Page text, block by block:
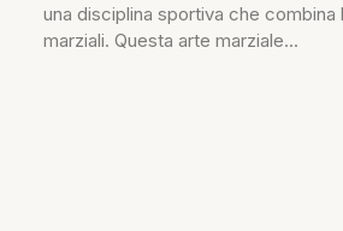
una disciplina sportiva che
marziali. Questa arte marziale...